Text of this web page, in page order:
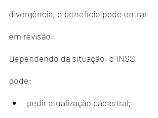
divergência, o benefício pode entrar
em revisão.
Dependendo da situação, o INSS
pode:
pedir atualização cadastral;